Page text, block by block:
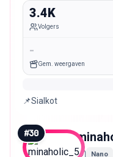
3.4K
Volgers
-
Gem. weergaven
📌Sialkot
#30
Nano